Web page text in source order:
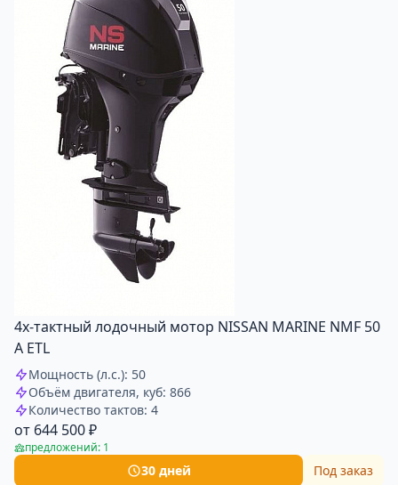
4х-тактный лодочный мотор NISSAN MARINE NMF 50
A ETL
Мощность (л.с.): 50
Объём двигателя, куб: 866
Количество тактов: 4
от 644 500 ₽
предложений: 1
30 дней Под заказ